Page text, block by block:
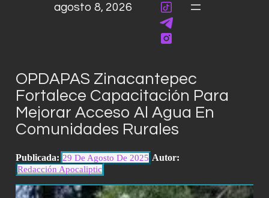
agosto 8, 2026
OPDAPAS Zinacantepec
Fortalece Capacitación Para
Mejorar Acceso Al Agua En
Comunidades Rurales
Publicada: 29 De Agosto De 2025 Autor:
Redacción Apocaliptic